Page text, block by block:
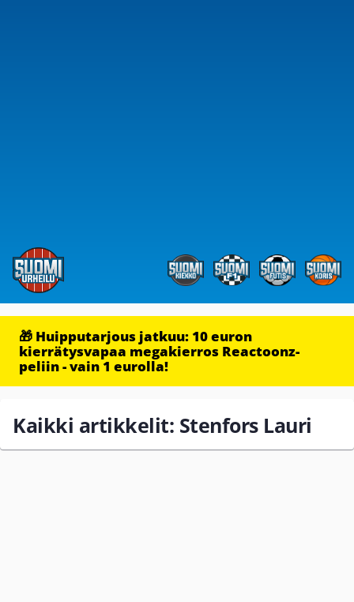
🎁 Huipputarjous jatkuu: 10 euron
kierrätysvapaa megakierros Reactoonz-
peliin - vain 1 eurolla!
Kaikki artikkelit: Stenfors Lauri